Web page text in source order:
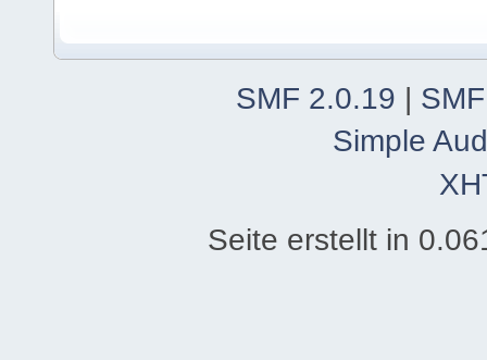
SMF 2.0.19 |
Simple
Seite erstellt in